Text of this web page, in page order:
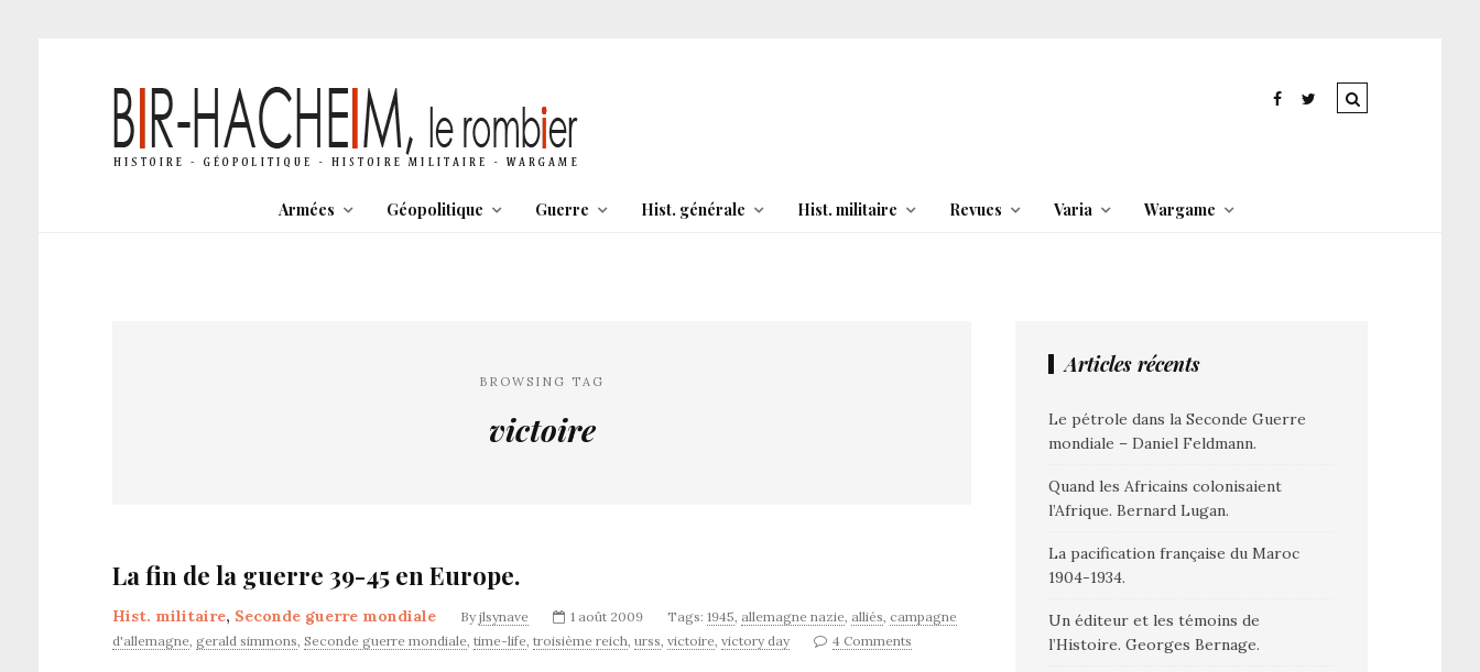
Armées Géopolitique Guerre Hist. générale Hist. militaire Revues Varia Wargame
BROWSING TAG
victoire
La fin de la guerre 39-45 en Europe.
Hist. militaire, Seconde guerre mondiale By jlsynave 1 août 2009 Tags: 1945, allemagne nazie, alliés, campagne
d'allemagne, gerald simmons, Seconde guerre mondiale, time-life, troisième reich, urss, victoire, victory day 4 Comments
Articles récents
Le pétrole dans la Seconde Guerre
mondiale – Daniel Feldmann.
Quand les Africains colonisaient
l’Afrique. Bernard Lugan.
La pacification française du Maroc
1904-1934.
Un éditeur et les témoins de
l’Histoire. Georges Bernage.